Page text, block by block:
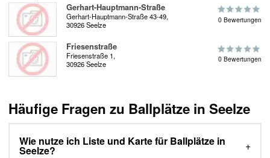
Gerhart-Hauptmann-Straße
Gerhart-Hauptmann-Straße 43-49,
30926 Seelze
0 Bewertungen
Friesenstraße
Friesenstraße 1,
30926 Seelze
0 Bewertungen
Häufige Fragen zu Ballplätze in Seelze
Wie nutze ich Liste und Karte für Ballplätze in
Seelze?